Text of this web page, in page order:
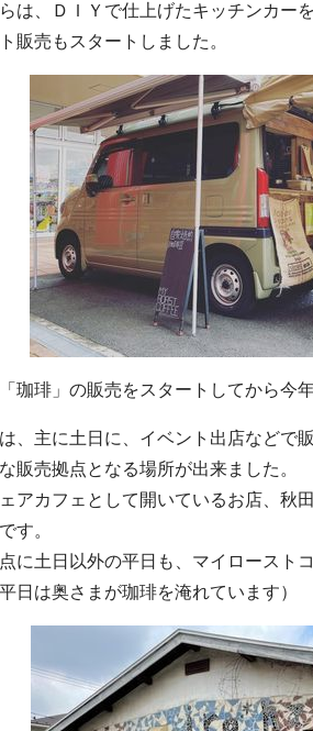
は、ＤＩＹで仕上げたキッチンカー
販売もスタートしました。
珈琲」の販売をスタートしてから今
、主に土日に、イベント出店などで
販売拠点となる場所が出来ました。
アカフェとして開いているお店、秋
す。
に土日以外の平日も、マイロースト
日は奥さまが珈琲を淹れています）